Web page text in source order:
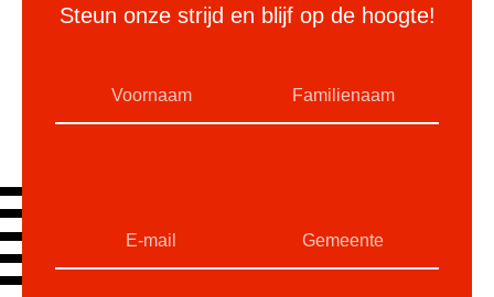
Steun onze strijd en blijf op de hoogte!